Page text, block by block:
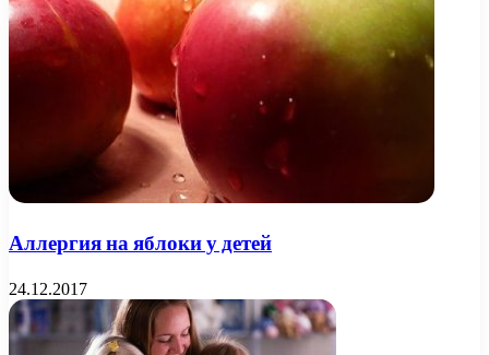
Аллергия на яблоки у детей
24.12.2017